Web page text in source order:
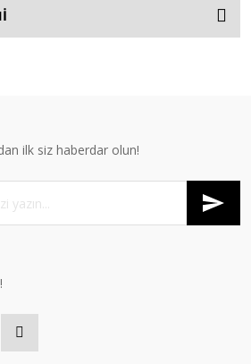
ilk siz haberdar olun!